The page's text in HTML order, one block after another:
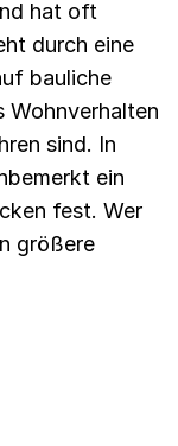
hat oft
durch eine
bauliche
Wohnverhalten
sind. In
ein
fest. Wer
größere